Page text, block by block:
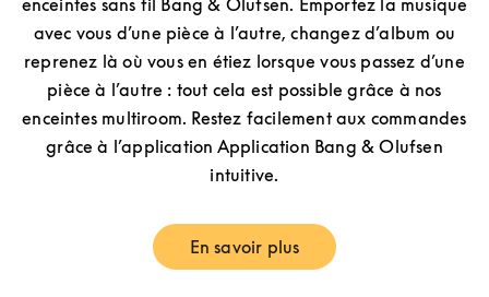
enceintes sans fil Bang & Olufsen. Emportez la musique
avec vous d’une pièce à l’autre, changez d’album ou
reprenez là où vous en étiez lorsque vous passez d’une
pièce à l’autre : tout cela est possible grâce à nos
enceintes multiroom. Restez facilement aux commandes
grâce à l’application Application Bang & Olufsen
intuitive.
En savoir plusLink Opens in New Tab